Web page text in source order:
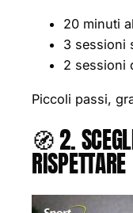
20 minuti
3 sessioni
2 sessioni
Piccoli passi,
🧭 2.
RISPETTARE